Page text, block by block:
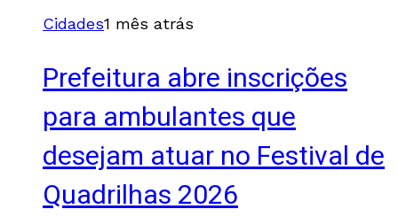
Cidades1 mês atrás
Prefeitura abre inscrições
para ambulantes que
desejam atuar no Festival de
Quadrilhas 2026